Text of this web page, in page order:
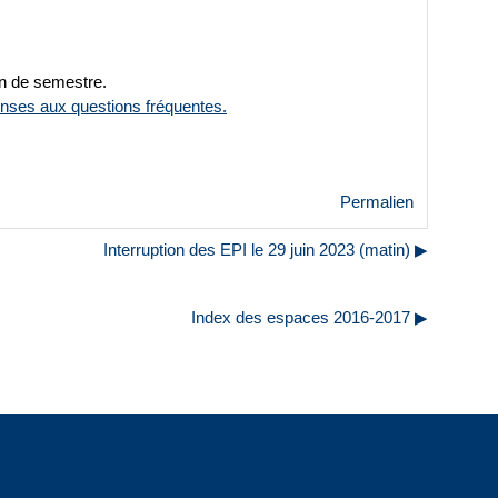
de semestre.
aux questions fréquentes.
Permalien
Interruption des EPI le 29 juin 2023 (matin) ▶︎
Index des espaces 2016-2017 ▶︎